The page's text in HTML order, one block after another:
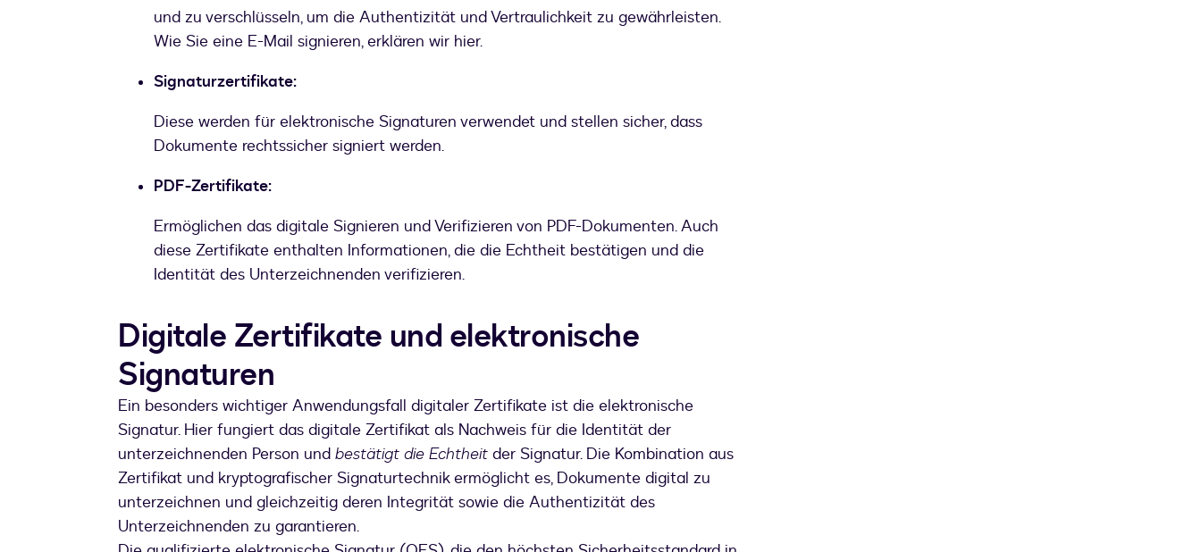
und zu verschlüsseln, um die Authentizität und Vertraulichkeit zu gewährleisten.
Wie Sie eine E-Mail signieren, erklären wir hier.
Signaturzertifikate:
Diese werden für elektronische Signaturen verwendet und stellen sicher, dass
Dokumente rechtssicher signiert werden.
PDF-Zertifikate:
Ermöglichen das digitale Signieren und Verifizieren von PDF-Dokumenten. Auch
diese Zertifikate enthalten Informationen, die die Echtheit bestätigen und die
Identität des Unterzeichnenden verifizieren.
Digitale Zertifikate und elektronische
Signaturen
Ein besonders wichtiger Anwendungsfall digitaler Zertifikate ist die elektronische
Signatur. Hier fungiert das digitale Zertifikat als Nachweis für die Identität der
unterzeichnenden Person und bestätigt die Echtheit der Signatur. Die Kombination aus
Zertifikat und kryptografischer Signaturtechnik ermöglicht es, Dokumente digital zu
unterzeichnen und gleichzeitig deren Integrität sowie die Authentizität des
Unterzeichnenden zu garantieren.